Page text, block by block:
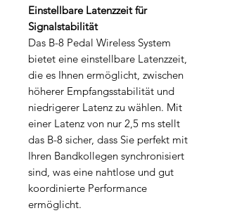
Einstellbare Latenzzeit für
Signalstabilität
Das B-8 Pedal Wireless System
bietet eine einstellbare Latenzzeit,
die es Ihnen ermöglicht, zwischen
höherer Empfangsstabilität und
niedrigerer Latenz zu wählen. Mit
einer Latenz von nur 2,5 ms stellt
das B-8 sicher, dass Sie perfekt mit
Ihren Bandkollegen synchronisiert
sind, was eine nahtlose und gut
koordinierte Performance
ermöglicht.